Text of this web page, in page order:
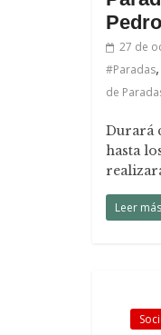
27 de
#Paradas,
de
Durará
hasta
Leer más